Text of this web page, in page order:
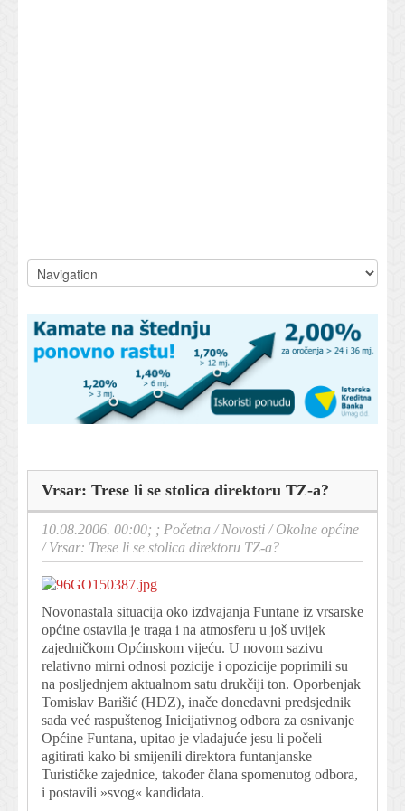
Vrsar: Trese li se stolica direktoru TZ-a?
10.08.2006. 00:00; ; Početna /Novosti /Okolne općine
/Vrsar: Trese li se stolica direktoru TZ-a?
Novonastala situacija oko izdvajanja Funtane iz vrsarske
općine ostavila je traga i na atmosferu u još uvijek
zajedničkom Općinskom vijeću. U novom sazivu
relativno mirni odnosi pozicije i opozicije poprimili su
na posljednjem aktualnom satu drukčiji ton. Oporbenjak
Tomislav Barišić (HDZ), inače donedavni predsjednik
sada već raspuštenog Inicijativnog odbora za osnivanje
Općine Funtana, upitao je vladajuće jesu li počeli
agitirati kako bi smijenili direktora funtanjanske
Turističke zajednice, također člana spomenutog odbora,
i postavili »svog« kandidata.